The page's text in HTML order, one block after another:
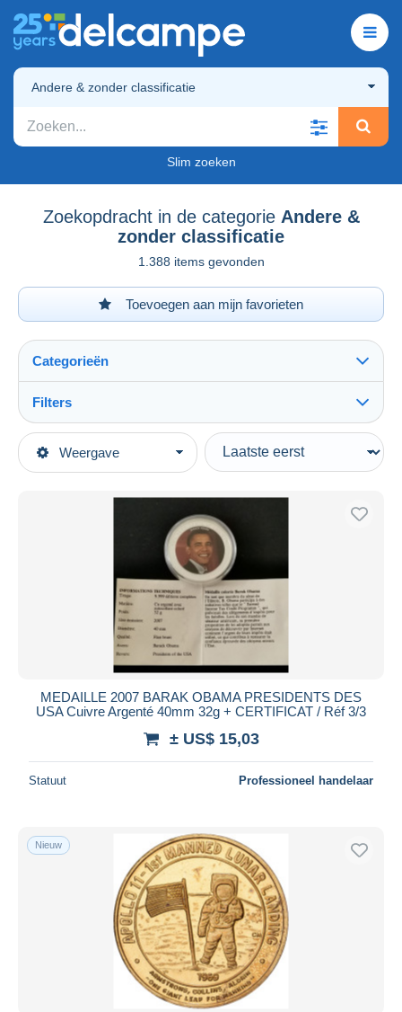
Andere & zonder classificatie
Slim zoeken
Zoekopdracht in de categorie Andere &
zonder classificatie
1.388 items gevonden
Toevoegen aan mijn favorieten
Weergave
Categorieën
Topcategorieën
Andere & zonder classificatie
Filters
Type verkopen
Actief
Vaste prijs
Veiling met biedingen
Veilingen zonder biedingen
Alle looptijden
Eindigt binnen
Prijs
Gratis levering
Betaalmiddelen
PayPal
Bankoverschrijving
Visa
Mastercard
Bancontact
MEDAILLE 2007 BARAK OBAMA PRESIDENTS DES
USA Cuivre Argenté 40mm 32g + CERTIFICAT / Réf 3/3
± US$ 15,03
Statuut Professioneel handelaar
Nieuw